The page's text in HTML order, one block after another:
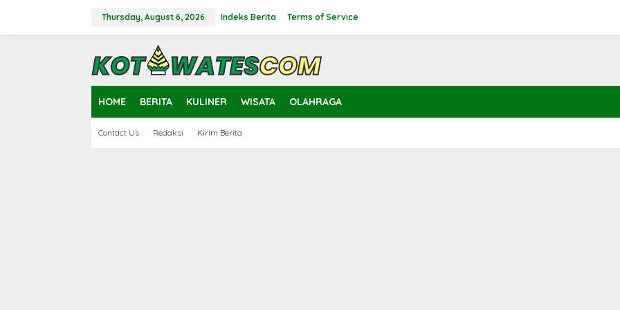
Thursday, August 6, 2026 Indeks Berita Terms of Service
HOME BERITA KULINER WISATA OLAHRAGA
Contact Us Redaksi Kirim Berita